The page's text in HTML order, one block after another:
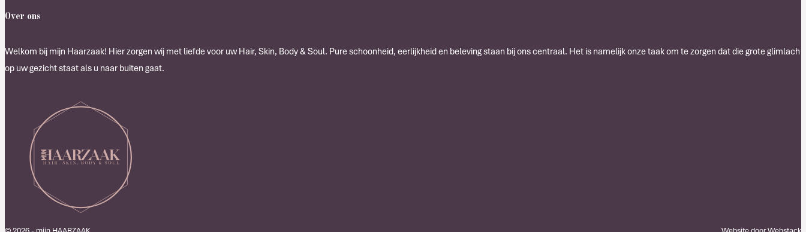
Over ons
Welkom bij mijn Haarzaak! Hier zorgen wij met liefde voor uw Hair, Skin, Body & Soul. Pure schoonheid, eerlijkheid en beleving staan bij ons centraal. Het is namelijk onze taak om te zorgen dat die grote glimlach
op uw gezicht staat als u naar buiten gaat.